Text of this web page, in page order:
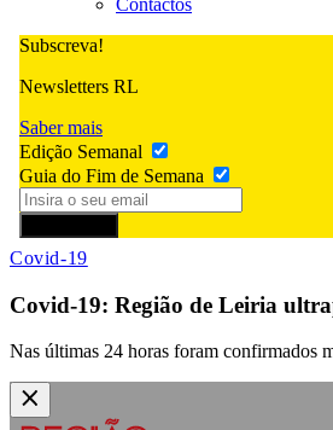
Subscreva!
Newsletters RL
Saber mais
Edição Semanal
Guia do Fim de Semana
Covid-19
Covid-19: Região de Leiria
Nas últimas 24 horas foram confirmados